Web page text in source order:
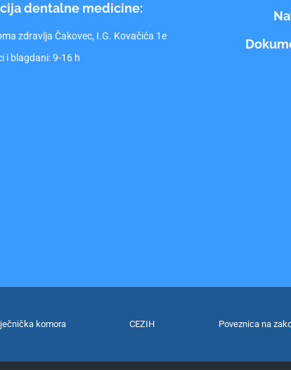
dentalne medicine:
zdravlja Čakovec, I.G. Kovačića 1e
i blagdani: 9-16 h
komora CEZIH Poveznica na